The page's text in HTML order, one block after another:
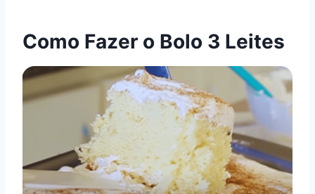
Como Fazer o Bolo 3 Leites